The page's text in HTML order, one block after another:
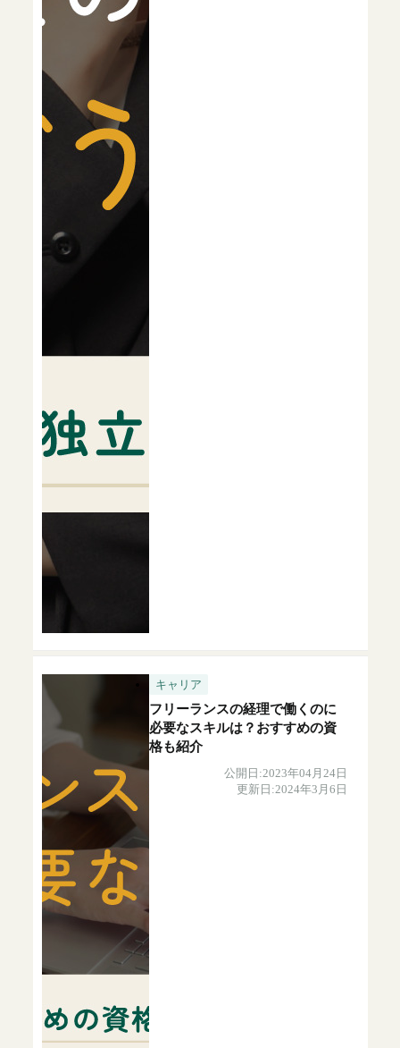
キャリア
フリーランスの経理で働くのに
必要なスキルは？おすすめの資
格も紹介
公開日:2023年04月24日
更新日:2024年3月6日